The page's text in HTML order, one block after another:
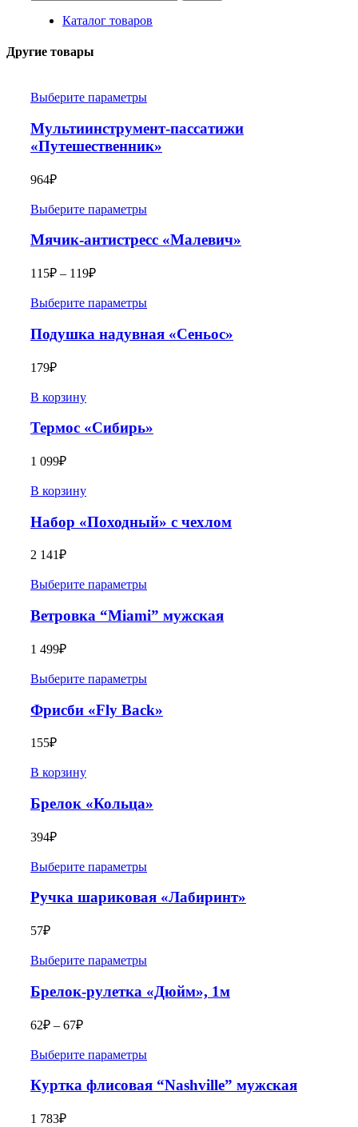
Каталог товаров
Другие товары
Выберите параметры
Мультиинструмент-пассатижи
«Путешественник»
964₽
Выберите параметры
Мячик-антистресс «Малевич»
115₽ – 119₽
Выберите параметры
Подушка надувная «Сеньос»
179₽
В корзину
Термос «Сибирь»
1 099₽
В корзину
Набор «Походный» с чехлом
2 141₽
Выберите параметры
Ветровка “Miami” мужская
1 499₽
Выберите параметры
Фрисби «Fly Back»
155₽
В корзину
Брелок «Кольца»
394₽
Выберите параметры
Ручка шариковая «Лабиринт»
57₽
Выберите параметры
Брелок-рулетка «Дюйм», 1м
62₽ – 67₽
Выберите параметры
Куртка флисовая “Nashville” мужская
1 783₽